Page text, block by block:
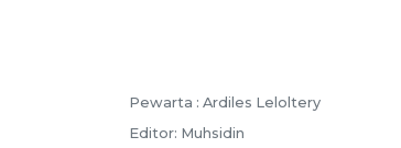
Pewarta : Ardiles Leloltery
Editor: Muhsidin